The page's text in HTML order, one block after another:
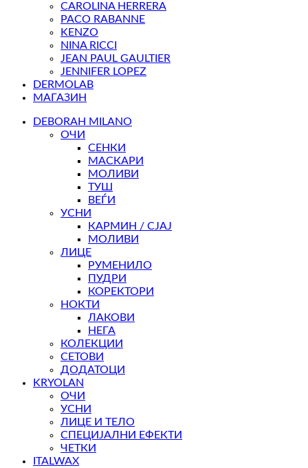
CAROLINA HERRERA
PACO RABANNE
KENZO
NINA RICCI
JEAN PAUL GAULTIER
JENNIFER LOPEZ
DERMOLAB
МАГАЗИН
DEBORAH MILANO
ОЧИ
СЕНКИ
МАСКАРИ
МОЛИВИ
ТУШ
ВЕЃИ
УСНИ
КАРМИН / СЈАЈ
МОЛИВИ
ЛИЦЕ
РУМЕНИЛО
ПУДРИ
КОРЕКТОРИ
НОКТИ
ЛАКОВИ
НЕГА
КОЛЕКЦИИ
СЕТОВИ
ДОДАТОЦИ
KRYOLAN
ОЧИ
УСНИ
ЛИЦЕ И ТЕЛО
СПЕЦИЈАЛНИ ЕФЕКТИ
ЧЕТКИ
ITALWAX